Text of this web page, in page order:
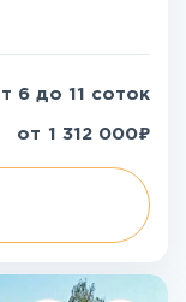
6 до 11 соток
от 1 312 000₽